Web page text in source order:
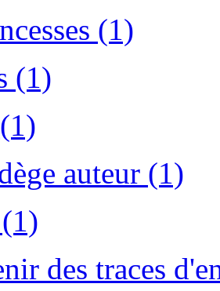
(1)
(1)
auteur (1)
des traces